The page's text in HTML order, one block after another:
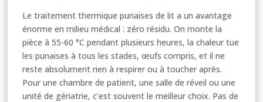
Le traitement thermique punaises de lit a un avantage
énorme en milieu médical : zéro résidu. On monte la
pièce à 55-60 °C pendant plusieurs heures, la chaleur tue
les punaises à tous les stades, œufs compris, et il ne
reste absolument rien à respirer ou à toucher après.
Pour une chambre de patient, une salle de réveil ou une
unité de gériatrie, c’est souvent le meilleur choix. Pas de